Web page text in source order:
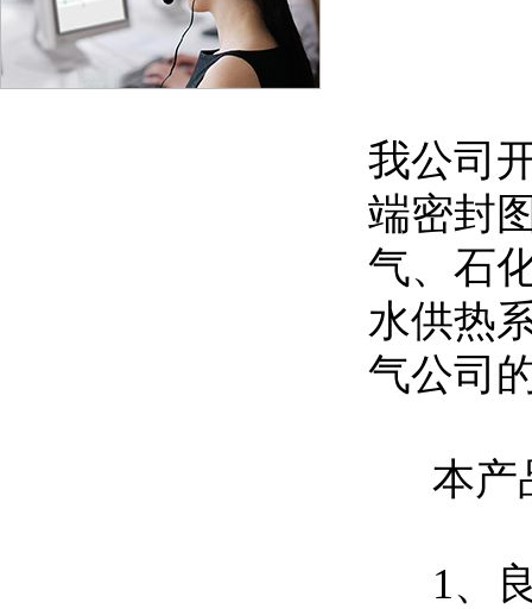
我公司
端密封
气、石
水供热
气公司
本产
1、良